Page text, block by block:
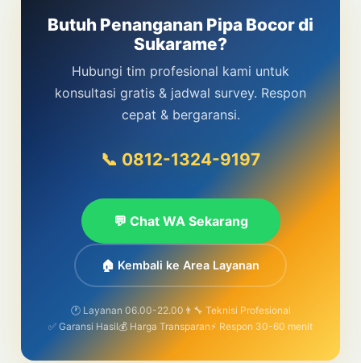
Butuh Penanganan Pipa Bocor di
Sukarame?
Hubungi tim profesional kami untuk
konsultasi gratis & jadwal survey. Respon
cepat & bergaransi.
📞 0812-1324-9197
💬 Chat WA Sekarang
🏠 Kembali ke Area Layanan
🕐 Layanan 06.00-22.00 👨‍🔧 Teknisi Profesional
✅ Garansi Hasil💰 Harga Transparan⚡ Respon 30-60 menit